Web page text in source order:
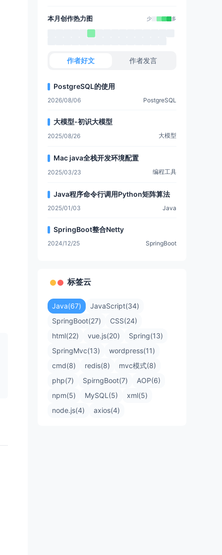
方法-->
本月创作热力图 少 多
作者好文 作者发言
PostgreSQL的使用
2026/08/06 PostgreSQL
大模型-初识大模型
2025/08/26 大模型
Mac java全栈开发环境配置
2025/03/23 编程工具
Java程序命令行调用Python矩阵算法
2025/01/03 Java
SpringBoot整合Netty
2024/12/25 SpringBoot
标签云
Java(67)
JavaScript(34)
SpringBoot(27)
CSS(24)
html(22)
vue.js(20)
Spring(13)
SpringMvc(13)
wordpress(11)
cmd(8)
redis(8)
mvc模式(8)
php(7)
SpirngBoot(7)
AOP(6)
npm(5)
MySQL(5)
xml(5)
node.js(4)
axios(4)